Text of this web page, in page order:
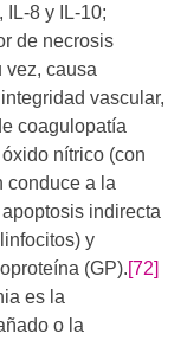
IL-8 y IL-10;
de necrosis
vez, causa
vascular,
coagulopatía
nítrico (con
conduce a la
indirecta
y
(GP).[72]
es la
o la